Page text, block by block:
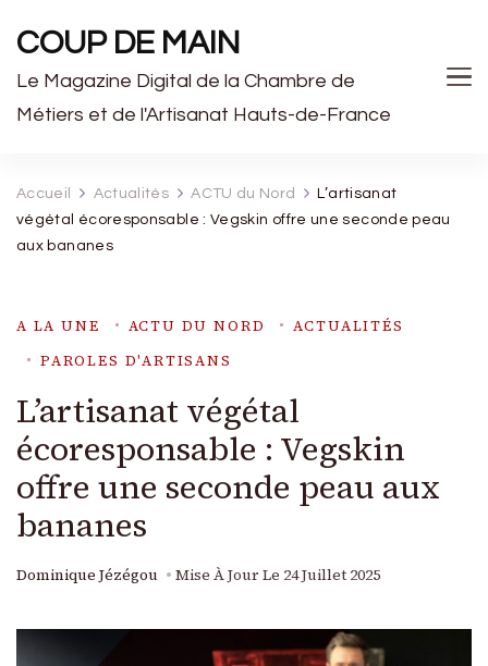
COUP DE MAIN
Le Magazine Digital de la Chambre de
Métiers et de l'Artisanat Hauts-de-France
Accueil Actualités ACTU du Nord
L’artisanat
végétal écoresponsable : Vegskin offre une seconde peau
aux bananes
A LA UNE ACTU DU NORD
ACTUALITÉS
PAROLES D'ARTISANS
L’artisanat végétal
écoresponsable : Vegskin
offre une seconde peau aux
bananes
Dominique Jézégou Mise À Jour Le 24 Juillet 2025